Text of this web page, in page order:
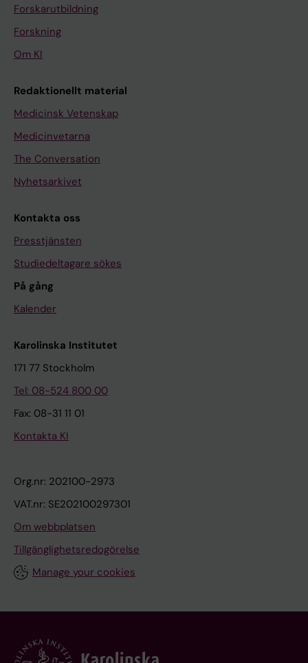
Forskarutbildning
Forskning
Om KI
Redaktionellt material
Medicinsk Vetenskap
Medicinvetarna
The Conversation
Nyhetsarkivet
Kontakta oss
Presstjänsten
Studiedeltagare sökes
På gång
Kalender
Karolinska Institutet
171 77 Stockholm
Tel: 08-524 800 00
Fax: 08-31 11 01
Kontakta KI
Org.nr: 202100-2973
VAT.nr: SE202100297301
Om webbplatsen
Tillgänglighetsredogörelse
Manage your cookies